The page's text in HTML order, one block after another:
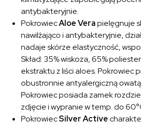
antybakteryjnie.
PokrowiecAloe Verapielęgnuje
nawilżająco i antybakteryjnie,
nadaje skórze elastyczność,
Skład: 35% wiskoza, 65%
ekstraktu z liści aloes. Pokrowiec
obustronnie antyalergiczną
Pokrowiec posiada zamek
zdjęcie i wypranie w temp. do
PokrowiecSilver Active